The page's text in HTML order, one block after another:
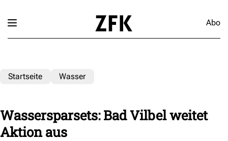
Abo
Startseite Wasser
Wassersparsets: Bad Vilbel weitet
Aktion aus